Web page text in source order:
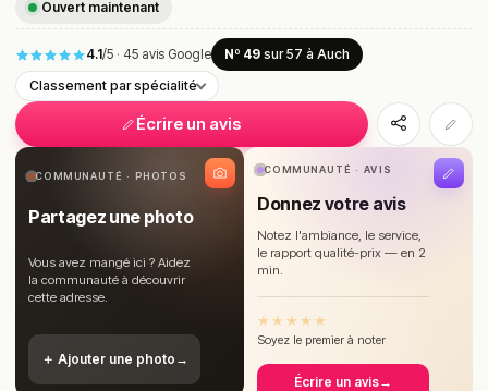
Ouvert maintenant
4.1/5 · 45 avis Google Nº 49 sur 57 à Auch
Classement par spécialité
Écrire un avis
COMMUNAUTÉ · PHOTOS
Partagez une photo
Vous avez mangé ici ? Aidez
la communauté à découvrir
cette adresse.
＋ Ajouter une photo →
COMMUNAUTÉ · AVIS
Donnez votre avis
Notez l'ambiance, le service,
le rapport qualité-prix — en 2
min.
★ ★ ★ ★ ★
Soyez le premier à noter
Écrire un avis→